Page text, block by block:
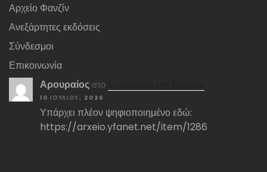
Αρχείο Φανζίν
Ανεξάρτητες εκδόσεις
Σύνδεσμοι
Επικοινωνία
Αρουραίος στο
10 ΙΟΥΛΊΟΥ, 2026
Υπάρχει πλέον ψηφιοποιημένο εδώ:
https://arxeio.yfanet.net/item/1286